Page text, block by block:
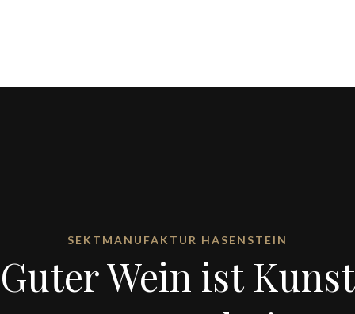
SEKTMANUFAKTUR HASENSTEIN
Guter Wein ist Kunst